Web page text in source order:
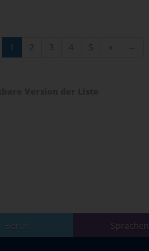
1 2 3 4 5 » →
Beruf Sprachen